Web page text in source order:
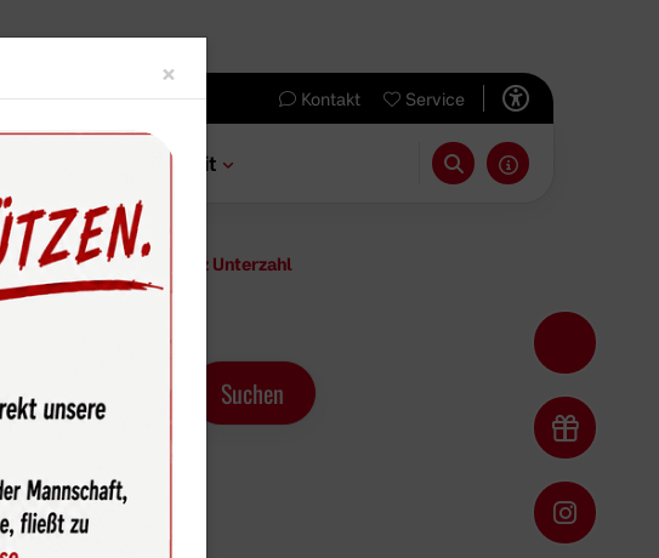
Kontakt Service
Fun & Freizeit
– U15-1 überzeugt trotz Unterzahl
× Close